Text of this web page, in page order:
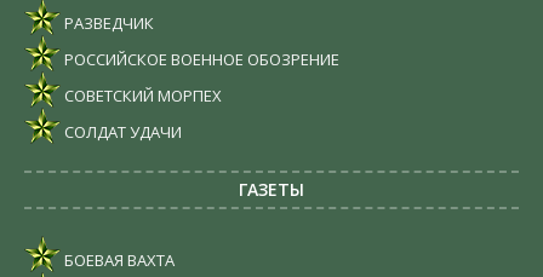
РАЗВЕДЧИК
РОССИЙСКОЕ ВОЕННОЕ ОБОЗРЕНИЕ
СОВЕТСКИЙ МОРПЕХ
СОЛДАТ УДАЧИ
ГАЗЕТЫ
БОЕВАЯ ВАХТА